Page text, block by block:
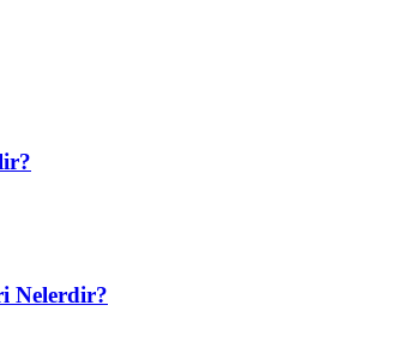
Nelerdir?